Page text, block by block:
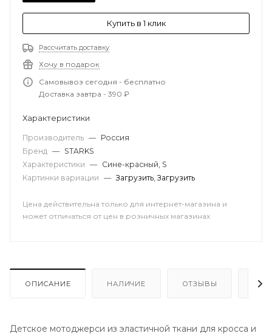
Купить в 1 клик
Рассчитать доставку
Хочу в подарок
Самовывоз сегодня - бесплатно
Доставка завтра - 390 ₽
Характеристики
Производитель — Россия
Бренд — STARKS
Характеристики — Сине-красный, S
Картинки вариации — Загрузить,Загрузить
Цена действительна только для интернет-магазина и
может отличаться от цен в розничных магазинах
ОПИСАНИЕ НАЛИЧИЕ ОТЗЫВЫ
Детское мотоджерси из эластичной ткани для кросса и